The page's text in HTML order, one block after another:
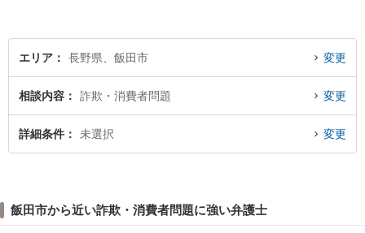
エリア 長野県、飯田市 変更
相談内容 詐欺・消費者問題 変更
詳細条件 未選択 変更
飯田市から近い詐欺・消費者問題に強い弁護士